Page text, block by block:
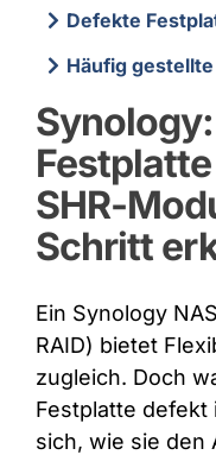
Defekte Festplatte
Häufig
SHR-
Schritt
Ein Synology
RAID) bietet
zugleich. Doch
Festplatte defekt
sich, wie sie den